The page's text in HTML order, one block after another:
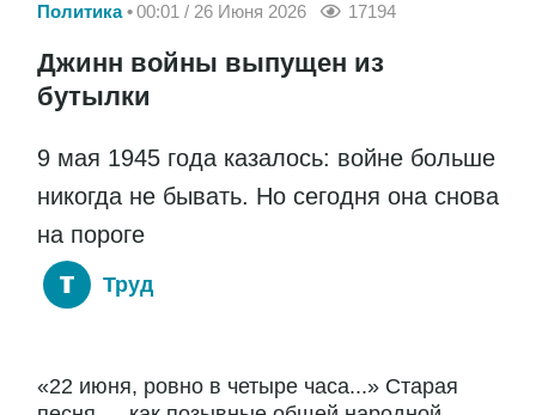
Политика 00:01 / 26 Июня 2026 17194
Джинн войны выпущен из
бутылки
9 мая 1945 года казалось: войне больше
никогда не бывать. Но сегодня она снова
на пороге
Труд
«22 июня, ровно в четыре часа...» Старая